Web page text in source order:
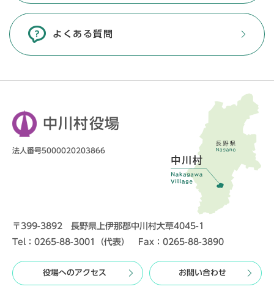
よくある質問
中川村役場
法人番号5000020203866
〒399-3892 長野県上伊那郡中川村大草4045-1
Tel：0265-88-3001（代表） Fax：0265-88-3890
役場へのアクセス お問い合わせ